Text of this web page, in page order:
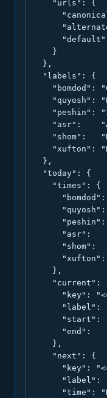
    "urls": {
    }
  },
  "labels": {
"bomdod":
"quyosh":
"peshin":
"asr":
"shom":
"xufton":
  },
  "today": {
    "times": {
"bomdod":
"quyosh":
"peshin":
"asr":
"shom":
    },
"current":
"key":
"label":
"start":
"end":
    },
    "next": {
"key":
"label":
"time":